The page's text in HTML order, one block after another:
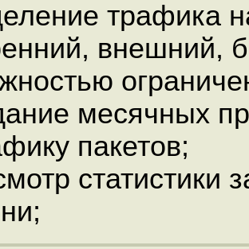
трафика
внешний,
месячных
пакетов;
статистики